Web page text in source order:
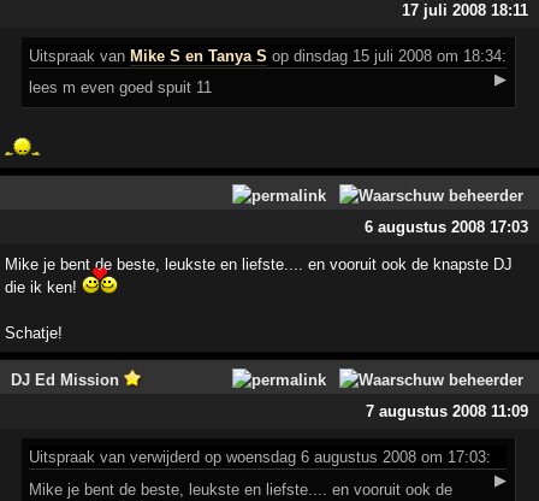
17 juli 2008 18:11
Uitspraak van Mike S en Tanya S op dinsdag 15 juli 2008 om 18:34:
▶
lees m even goed spuit 11
6 augustus 2008 17:03
Mike je bent de beste, leukste en liefste.... en vooruit ook de knapste DJ
die ik ken!
Schatje!
DJ Ed Mission
7 augustus 2008 11:09
Uitspraak van verwijderd op woensdag 6 augustus 2008 om 17:03:
▶
Mike je bent de beste, leukste en liefste.... en vooruit ook de